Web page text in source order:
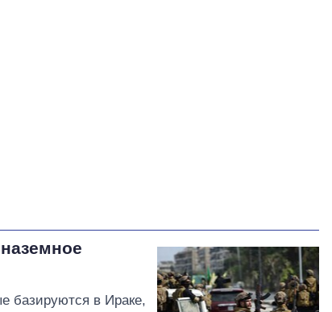
базируются в Ираке,
официальными
разъяснениями
относительно риска утечки
персональных данных украинцев из
платежных чеков